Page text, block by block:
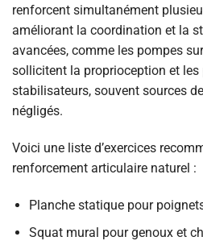
renforcent simultanément
améliorant la coordination et la
avancées, comme les pompes
sollicitent la proprioception et
stabilisateurs, souvent sources
négligés.
Voici une liste d’exercices
renforcement articulaire naturel :
Planche statique pour
Squat mural pour genoux et